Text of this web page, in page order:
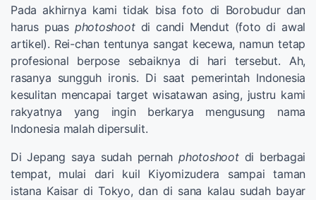
Pada akhirnya kami tidak bisa foto di Borobudur dan
harus puas photoshootdi candi Mendut (foto di awal
artikel). Rei-chan tentunya sangat kecewa, namun tetap
profesional berpose sebaiknya di hari tersebut. Ah,
rasanya sungguh ironis. Di saat pemerintah Indonesia
kesulitan mencapai target wisatawan asing, justru kami
rakyatnya yang ingin berkarya mengusung nama
Indonesia malah dipersulit.
Di Jepang saya sudah pernahphotoshootdi berbagai
tempat, mulai dari kuil Kiyomizudera sampai taman
istana Kaisar di Tokyo, dan di sana kalau sudah bayar